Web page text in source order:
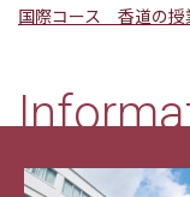
国際コース 香道の授